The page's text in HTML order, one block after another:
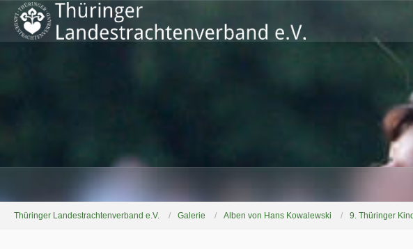
Thüringer Landestrachtenverband e.V. Galerie Alben von Hans Kowalewski 9. Thüringer